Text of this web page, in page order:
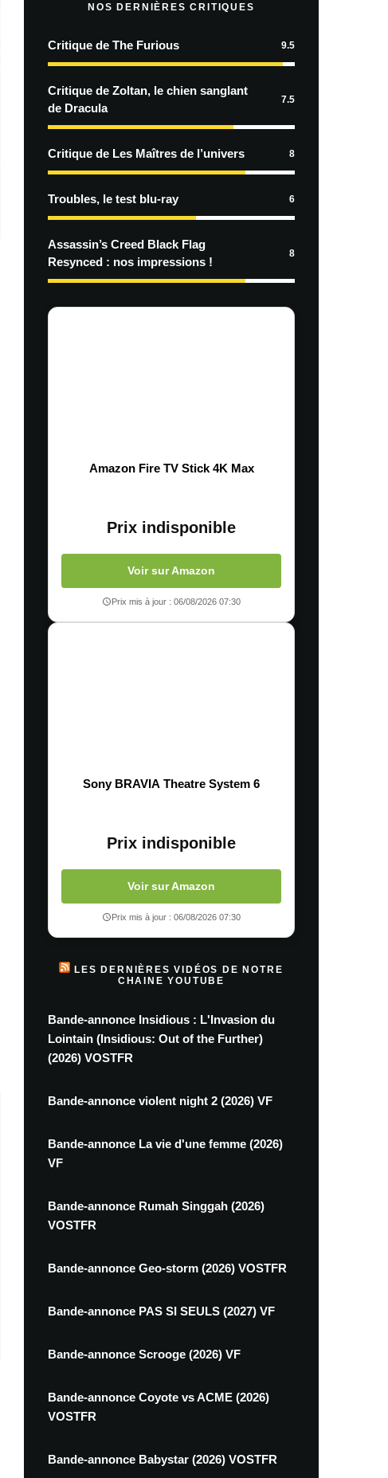
NOS DERNIÈRES CRITIQUES
Critique de The Furious 9.5
Critique de Zoltan, le chien sanglant
de Dracula
7.5
Critique de Les Maîtres de l’univers 8
Troubles, le test blu-ray 6
Assassin’s Creed Black Flag
Resynced : nos impressions !
8
Amazon Fire TV Stick 4K Max
Prix indisponible
Voir sur Amazon
Prix mis à jour : 06/08/2026 07:30
Sony BRAVIA Theatre System 6
Prix indisponible
Voir sur Amazon
Prix mis à jour : 06/08/2026 07:30
LES DERNIÈRES VIDÉOS DE NOTRE
CHAINE YOUTUBE
Bande-annonce Insidious : L'Invasion du
Lointain (Insidious: Out of the Further)
(2026) VOSTFR
Bande-annonce violent night 2 (2026) VF
Bande-annonce La vie d'une femme (2026)
VF
Bande-annonce Rumah Singgah (2026)
VOSTFR
Bande-annonce Geo-storm (2026) VOSTFR
Bande-annonce PAS SI SEULS (2027) VF
Bande-annonce Scrooge (2026) VF
Bande-annonce Coyote vs ACME (2026)
VOSTFR
Bande-annonce Babystar (2026) VOSTFR